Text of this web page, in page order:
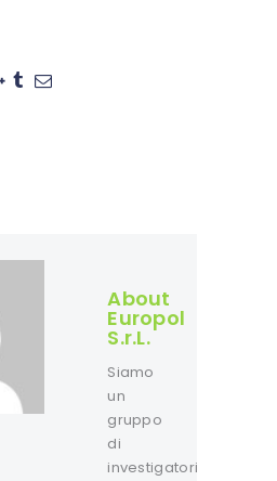
About
Europol
S.r.L.
Siamo
un
gruppo
di
investigatori